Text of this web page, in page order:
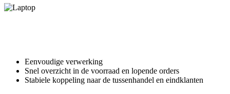
Eenvoudige verwerking
Snel overzicht in de voorraad en lopende orders
Stabiele koppeling naar de tussenhandel en eindklanten